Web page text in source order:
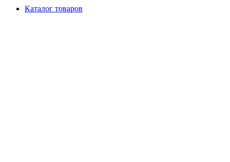
Каталог товаров